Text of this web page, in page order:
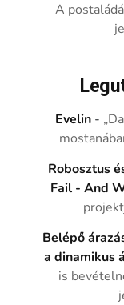
A
Evelin -
Robosztus
Fail - And
Belépő
a dinamikus
is